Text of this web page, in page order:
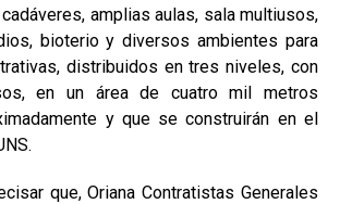
amplias aulas, sala multiusos,
bioterio y diversos ambientes para
distribuidos en tres niveles, con
en un área de cuatro mil metros
y que se construirán en el
que, Oriana Contratistas Generales